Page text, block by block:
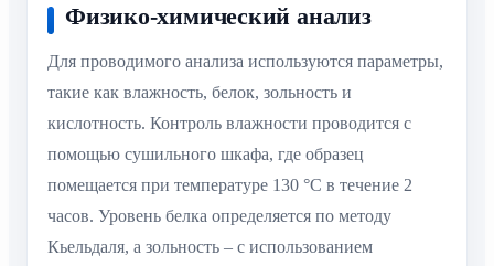
Физико-химический анализ
Для проводимого анализа используются параметры,
такие как влажность, белок, зольность и
кислотность. Контроль влажности проводится с
помощью сушильного шкафа, где образец
помещается при температуре 130 °C в течение 2
часов. Уровень белка определяется по методу
Кьельдаля, а зольность – с использованием